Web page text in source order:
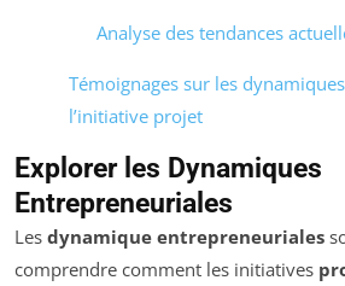
Analyse des tendances
Témoignages sur les
l’initiative projet
Explorer les Dynamiques
Entrepreneuriales
Les dynamique entrepreneuriales
comprendre comment les initiatives